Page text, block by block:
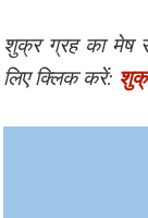
शुक्र ग्रह का मेष
लिए क्लिक करें: